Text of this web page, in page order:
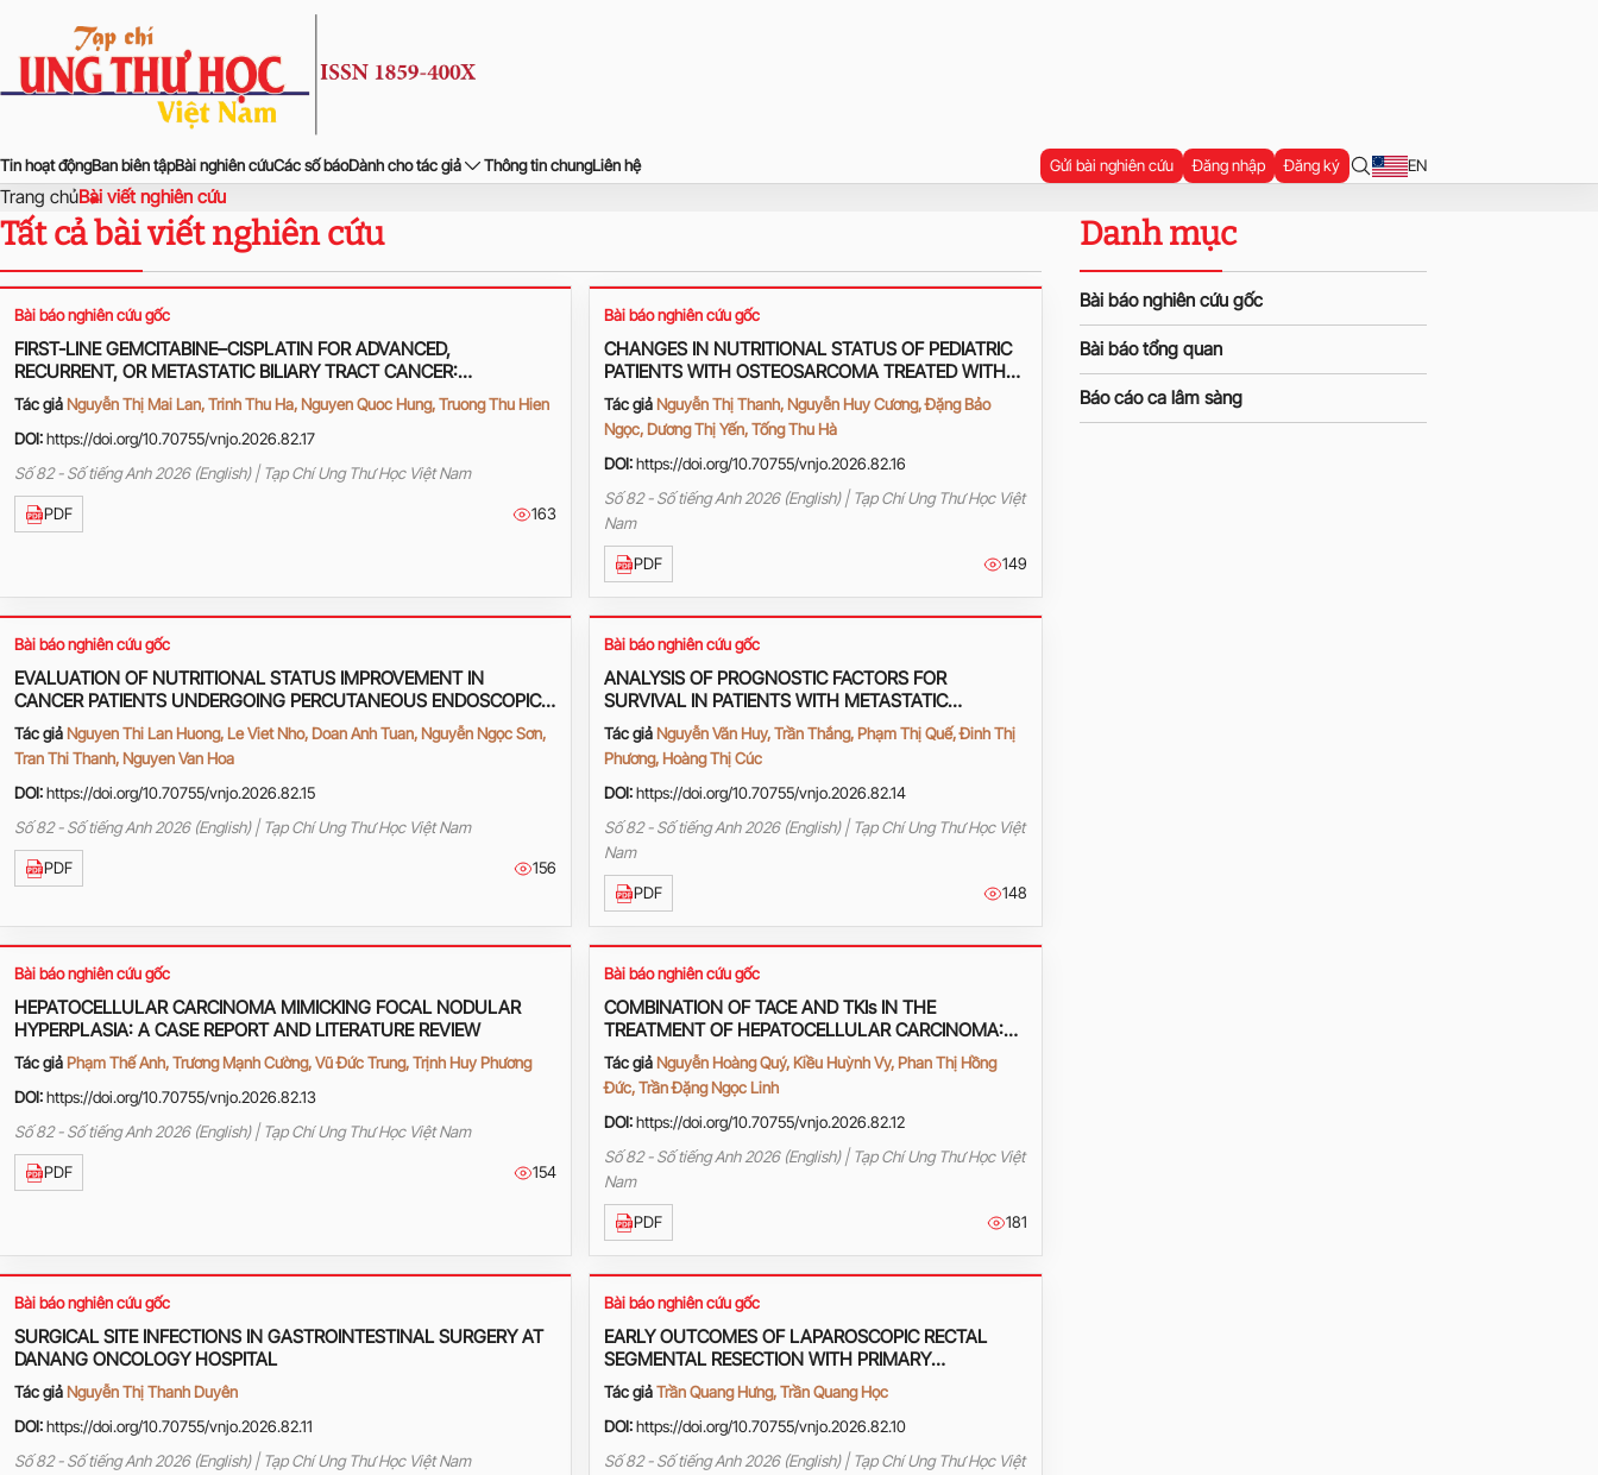
Tin hoạt độngBan biên tậpBài nghiên cứuCác số báoDành cho tác giả Thông tin chungLiên hệ Gửi bài nghiên cứu Đăng nhập Đăng ký EN
Trang chủBài viết nghiên cứu
Tất cả bài viết nghiên cứu
Bài báo nghiên cứu gốc
FIRST-LINE GEMCITABINE–CISPLATIN FOR ADVANCED,
RECURRENT, OR METASTATIC BILIARY TRACT CANCER:
TREATMENT OUTCOMES AT HANOI ONCOLOGY HOSPITAL
Tác giả Nguyễn Thị Mai Lan, Trinh Thu Ha, Nguyen Quoc Hung, Truong Thu Hien
DOI:https://doi.org/10.70755/vnjo.2026.82.17
Số 82 - Số tiếng Anh 2026 (English) | Tạp Chí Ung Thư Học Việt Nam
PDF 163
Bài báo nghiên cứu gốc
CHANGES IN NUTRITIONAL STATUS OF PEDIATRIC
PATIENTS WITH OSTEOSARCOMA TREATED WITH
THE MAP REGIMEN IN 2022–2024 AND
ASSOCIATED FACTORS
Tác giả Nguyễn Thị Thanh, Nguyễn Huy Cương, Đặng Bảo
Ngọc, Dương Thị Yến, Tống Thu Hà
DOI:https://doi.org/10.70755/vnjo.2026.82.16
Số 82 - Số tiếng Anh 2026 (English) | Tạp Chí Ung Thư Học Việt
Nam
PDF 149
Bài báo nghiên cứu gốc
EVALUATION OF NUTRITIONAL STATUS IMPROVEMENT IN
CANCER PATIENTS UNDERGOING PERCUTANEOUS ENDOSCOPIC
GASTROSTOMY (PEG)
Tác giả Nguyen Thi Lan Huong, Le Viet Nho, Doan Anh Tuan, Nguyễn Ngọc Sơn,
Tran Thi Thanh, Nguyen Van Hoa
DOI:https://doi.org/10.70755/vnjo.2026.82.15
Số 82 - Số tiếng Anh 2026 (English) | Tạp Chí Ung Thư Học Việt Nam
PDF 156
Bài báo nghiên cứu gốc
ANALYSIS OF PROGNOSTIC FACTORS FOR
SURVIVAL IN PATIENTS WITH METASTATIC
PANCREATIC CANCER RECEIVING FIRST-LINE
mFOLFIRINOX AT K HOSPITAL
Tác giả Nguyễn Văn Huy, Trần Thắng, Phạm Thị Quế, Đinh Thị
Phương, Hoàng Thị Cúc
DOI:https://doi.org/10.70755/vnjo.2026.82.14
Số 82 - Số tiếng Anh 2026 (English) | Tạp Chí Ung Thư Học Việt
Nam
PDF 148
Bài báo nghiên cứu gốc
HEPATOCELLULAR CARCINOMA MIMICKING FOCAL NODULAR
HYPERPLASIA: A CASE REPORT AND LITERATURE REVIEW
Tác giả Phạm Thế Anh, Trương Mạnh Cường, Vũ Đức Trung, Trịnh Huy Phương
DOI:https://doi.org/10.70755/vnjo.2026.82.13
Số 82 - Số tiếng Anh 2026 (English) | Tạp Chí Ung Thư Học Việt Nam
PDF 154
Bài báo nghiên cứu gốc
COMBINATION OF TACE AND TKIs IN THE
TREATMENT OF HEPATOCELLULAR CARCINOMA:
FROM THEORY TO CLINICAL PRACTICE
Tác giả Nguyễn Hoàng Quý, Kiều Huỳnh Vy, Phan Thị Hồng
Đức, Trần Đặng Ngọc Linh
DOI:https://doi.org/10.70755/vnjo.2026.82.12
Số 82 - Số tiếng Anh 2026 (English) | Tạp Chí Ung Thư Học Việt
Nam
PDF 181
Bài báo nghiên cứu gốc
SURGICAL SITE INFECTIONS IN GASTROINTESTINAL SURGERY AT
DANANG ONCOLOGY HOSPITAL
Tác giả Nguyễn Thị Thanh Duyên
DOI:https://doi.org/10.70755/vnjo.2026.82.11
Số 82 - Số tiếng Anh 2026 (English) | Tạp Chí Ung Thư Học Việt Nam
Bài báo nghiên cứu gốc
EARLY OUTCOMES OF LAPAROSCOPIC RECTAL
SEGMENTAL RESECTION WITH PRIMARY
ANASTOMOSIS IN THE TREATMENT OF RECTAL
CANCER AT VIET TIEP FRIENDSHIP HOSPITAL
Tác giảTrần Quang Hưng, Trần Quang Học
DOI:https://doi.org/10.70755/vnjo.2026.82.10
Số 82 - Số tiếng Anh 2026 (English) | Tạp Chí Ung Thư Học Việt
Danh mục
Bài báo nghiên cứu gốc
Bài báo tổng quan
Báo cáo ca lâm sàng